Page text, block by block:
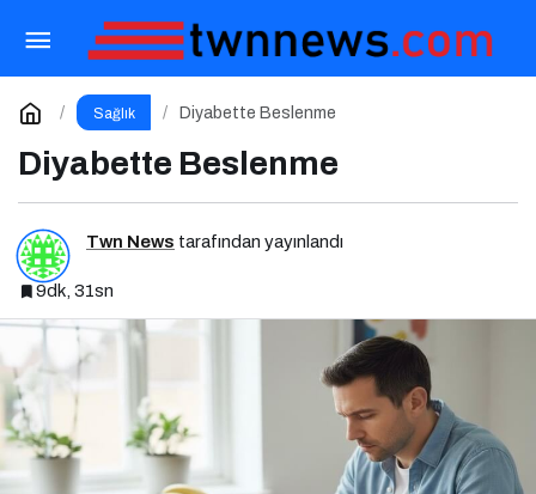
Sağlık Diyabette Beslenme
Diyabette Beslenme
Twn News tarafından yayınlandı
9dk, 31sn
Hastalıklarda Beslenme
Yorum Yap